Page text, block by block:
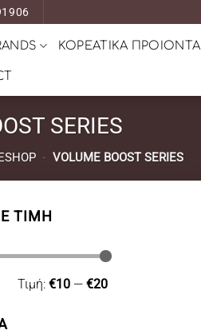
ΚΟΡΕΑΤΙΚΑ ΠΡΟΙΟΝΤΑ
SERIES
- VOLUME BOOST SERIES
ΤΙΜΉ
Τιμή: €10— €20